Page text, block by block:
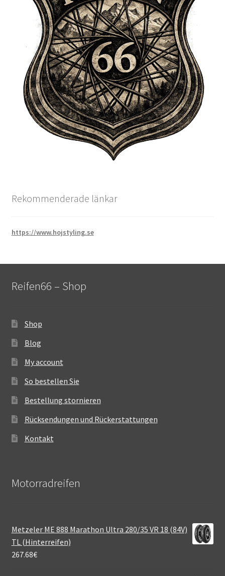
Rekommenderade länkar
https://www.hojstyling.se
Reifen66 – Shop
Shop
Blog
My account
So bestellen Sie
Bestellung stornieren
Rücksendungen und Rückerstattungen
Kontakt
Motorradreifen
Metzeler ME 888 Marathon Ultra 280/35 VR 18 (84V)
TL (Hinterreifen)
267.68€